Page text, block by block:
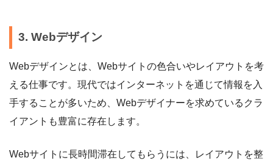
3. Webデザイン
Webデザインとは、Webサイトの色合いやレイアウトを考
える仕事です。現代ではインターネットを通じて情報を入
手することが多いため、Webデザイナーを求めているクラ
イアントも豊富に存在します。
Webサイトに長時間滞在してもらうには、レイアウトを整